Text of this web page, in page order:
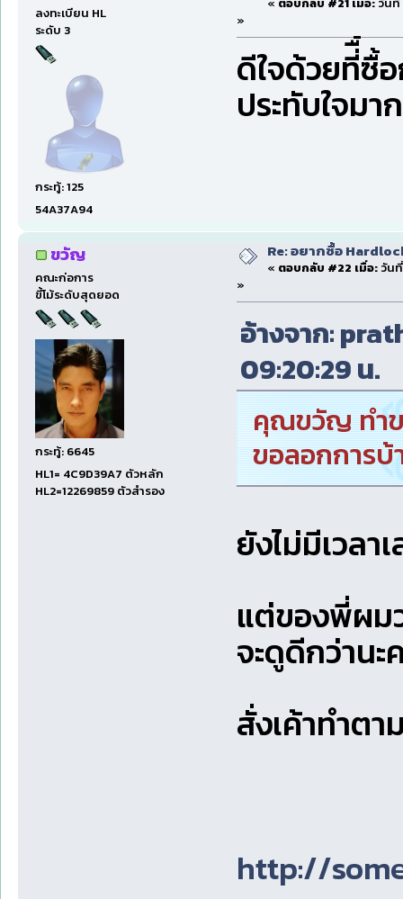
ลงทะเบียน HL
ระดับ 3
กระทู้: 125
54A37A94
»
ดีใจด้วยที่ื้ซื้
ประทับใจมาก
ขวัญ
คณะก่อการ
ขี้โม้ระดับสุดยอด
กระทู้: 6645
HL1= 4C9D39A7 ตัวหลัก
HL2=12269859 ตัวสำรอง
Re: อยากซื้อ
« ตอบกลับ #22 เมื่อ:วันที่
»
อ้างจาก:
09:20:29 น.
คุณขวัญ ทำข
ขอลอกการ
ยังไม่มีเวลา
แต่ของพี่ผม
จะดูดีกว่านะ
สั่งเค้าทำต
http://